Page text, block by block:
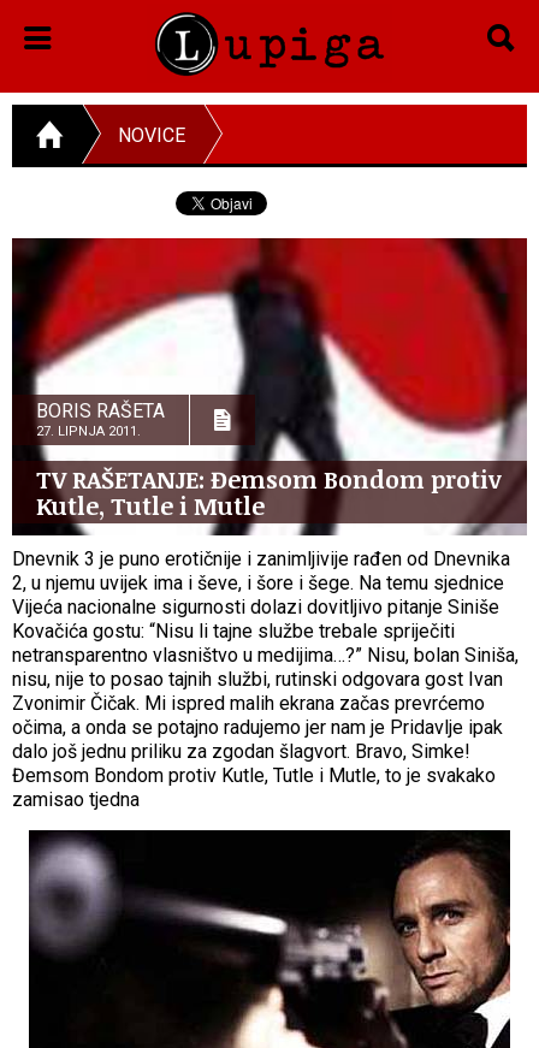
NOVICE
BORIS RAŠETA
27. LIPNJA 2011.
TV RAŠETANJE: Đemsom Bondom protiv
Kutle, Tutle i Mutle
Dnevnik 3 je puno erotičnije i zanimljivije rađen od Dnevnika
2, u njemu uvijek ima i ševe, i šore i šege. Na temu sjednice
Vijeća nacionalne sigurnosti dolazi dovitljivo pitanje Siniše
Kovačića gostu: “Nisu li tajne službe trebale spriječiti
netransparentno vlasništvo u medijima…?” Nisu, bolan Siniša,
nisu, nije to posao tajnih službi, rutinski odgovara gost Ivan
Zvonimir Čičak. Mi ispred malih ekrana začas prevrćemo
očima, a onda se potajno radujemo jer nam je Pridavlje ipak
dalo još jednu priliku za zgodan šlagvort. Bravo, Simke!
Đemsom Bondom protiv Kutle, Tutle i Mutle, to je svakako
zamisao tjedna